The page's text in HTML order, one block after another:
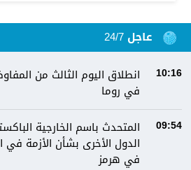
عاجل 24/7
10:16
انطلاق اليوم الثالث من
في روما
09:54
المتحدث باسم الخارجية
الدول الأخرى بشأن الأزمة
في هرمز